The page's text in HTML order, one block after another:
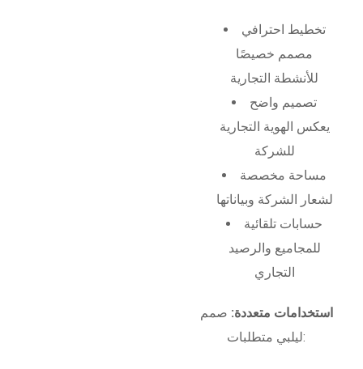
تخطيط احترافي
مصمم خصيصًا
للأنشطة التجارية
تصميم واضح
يعكس الهوية التجارية
للشركة
مساحة مخصصة
لشعار الشركة وبياناتها
حسابات تلقائية
للمجاميع والرصيد
التجاري
استخدامات متعددة: صمم
ليلبي متطلبات: